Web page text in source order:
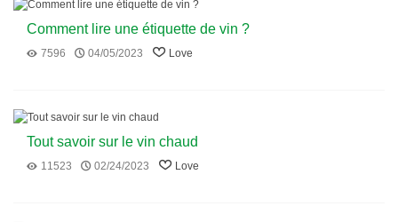
Comment lire une étiquette de vin ?
7596 04/05/2023 Love
Tout savoir sur le vin chaud
11523 02/24/2023 Love